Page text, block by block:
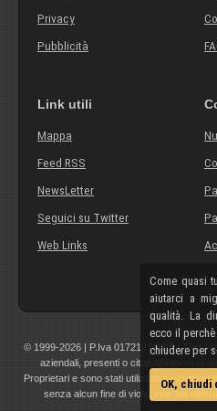
Come quasi
aiutarci a
qualità. La
ecco il
chiudere per
OK, chiudi
Privacy
Pubblicità
Link utili
Mappa
Feed RSS
NewsLetter
Seguici su Twitter
Web Links
© 1999-2026 | P.Iva 01721210308 | Tutti i
aziendali, presenti o citati all'interno di
Proprietari e sono stati utilizzati a scopo
senza alcun fine di violazione dei diritti